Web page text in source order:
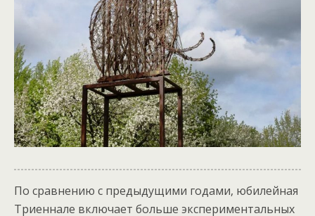
По сравнению с предыдущими годами, юбилейная
Триеннале включает больше экспериментальных